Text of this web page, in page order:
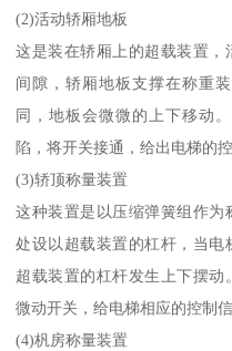
(2)活动轿厢地板
这是装在轿厢上的超载装置，
间隙，轿厢地板支撑在称重
同，地板会微微的上下移动
陷，将开关接通，给出电梯的控
(3)轿顶称量装置
这种装置是以压缩弹簧组作为
处设以超载装置的杠杆，当电
超载装置的杠杆发生上下摆
微动开关，给电梯相应的控制信
(4)杋房称量装置